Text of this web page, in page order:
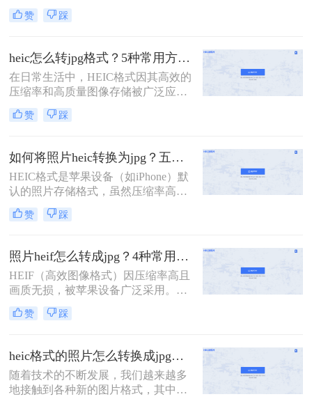
高效图像编码格式，主要用于iOS设
备上拍摄的照片和视频。由于其高效
格式逐渐在苹果用户中普及。然而，
对于使用Windows系统的用户来说，
可能会遇到无法直接打开或编辑HEIC
图片的问题。那么电脑上如何把heic
图片更换格式呢？本文将介绍四种将
HEIC图片更换格式的方法。
赞 踩
heic怎么转jpg格式？5种常用方法详细解析！
在日常生活中，HEIC格式因其高效的
压缩率和高质量图像存储被广泛应用
于苹果设备中。然而，由于其兼容性
较差，许多老旧设备或平台无法直接
看、分享的需求，将HEIC转换为通用
的JPG格式成为常见操作。那么heic怎
么转jpg格式呢？以下是几种常用方法
的详细解析，帮助您高效完成转换。
赞 踩
如何将照片heic转换为jpg？五种常用方法详解！
HEIC格式是苹果设备（如iPhone）默
认的照片存储格式，虽然压缩率高、
画质优秀，但兼容性较差，许多软件
或平台无法直接打开。而JPG格式因
成为更通用的选择。那么如何将照片
heic转换为jpg呢？以下是五种常用方
法，适合不同场景和用户需求。
赞 踩
照片heif怎么转成jpg？4种常用方法详解！
HEIF（高效图像格式）因压缩率高且
画质无损，被苹果设备广泛采用。然
而，其兼容性较差，尤其在非苹果设
备或部分平台上难以直接使用。那么
多种主流转换方法，帮助用户快速将
HEIF/HEIC格式转换为通用性更强的
JPG格式。
赞 踩
heic格式的照片怎么转换成jpg？这四种方法快速转换格式！
随着技术的不断发展，我们越来越多
地接触到各种新的图片格式，其中